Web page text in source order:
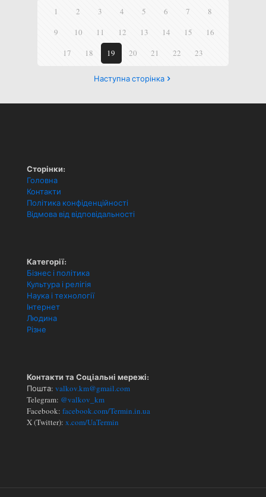
1 2 3 4 5 6 7
8
9
10 11 12 13 14 15
16
17
18 19 20 21 22 23
Наступна сторінка
Сторінки:
Головна
Контакти
Політика конфіденційності
Відмова від відповідальності
Категорії:
Бізнес і політика
Культура і релігія
Наука і технології
Інтернет
Людина
Різне
Контакти та Соціальні мережі:
Пошта: valkov.km@gmail.com
Telegram: @valkov_km
Facebook: facebook.com/Termin.in.ua
X (Twitter): x.com/UaTermin